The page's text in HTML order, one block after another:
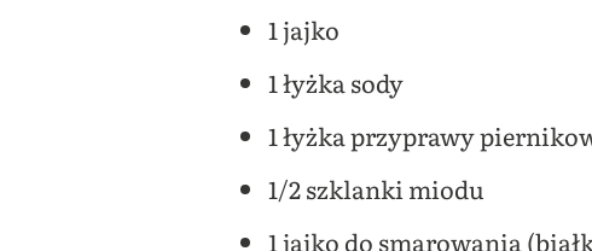
1 jajko
1 łyżka sody
1 łyżka przyprawy
1/2 szklanki miodu
1 jajko do smarowania